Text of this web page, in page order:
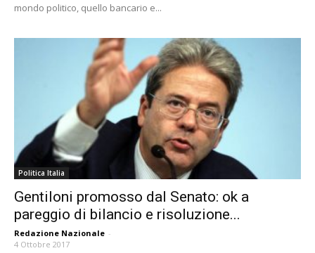
mondo politico, quello bancario e...
Politica Italia
Gentiloni promosso dal Senato: ok a
pareggio di bilancio e risoluzione...
Redazione Nazionale -
4 Ottobre 2017